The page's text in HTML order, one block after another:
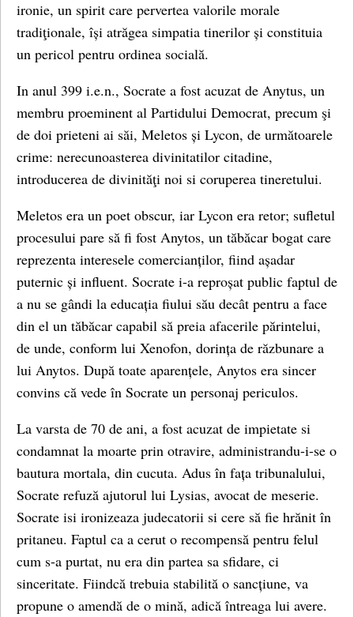
ironie, un spirit care pervertea valorile morale
tradiţionale, își atrăgea simpatia tinerilor și constituia
un pericol pentru ordinea socială.
In anul 399 i.e.n., Socrate a fost acuzat de Anytus, un
membru proeminent al Partidului Democrat, precum şi
de doi prieteni ai săi, Meletos și Lycon, de următoarele
crime: nerecunoasterea divinitatilor citadine,
introducerea de divinităţi noi si coruperea tineretului.
Meletos era un poet obscur, iar Lycon era retor; sufletul
procesului pare să fi fost Anytos, un tăbăcar bogat care
reprezenta interesele comercianților, fiind așadar
puternic și influent. Socrate i-a reproșat public faptul de
a nu se gândi la educația fiului său decât pentru a face
din el un tăbăcar capabil să preia afacerile părintelui,
de unde, conform lui Xenofon, dorința de răzbunare a
lui Anytos. După toate aparențele, Anytos era sincer
convins că vede în Socrate un personaj periculos.
La varsta de 70 de ani, a fost acuzat de impietate si
condamnat la moarte prin otravire, administrandu-i-se o
bautura mortala, din cucuta. Adus în fața tribunalului,
Socrate refuză ajutorul lui Lysias, avocat de meserie.
Socrate isi ironizeaza judecatorii si cere să fie hrănit în
pritaneu. Faptul ca a cerut o recompensă pentru felul
cum s-a purtat, nu era din partea sa sfidare, ci
sinceritate. Fiindcă trebuia stabilită o sancțiune, va
propune o amendă de o mină, adică întreaga lui avere.